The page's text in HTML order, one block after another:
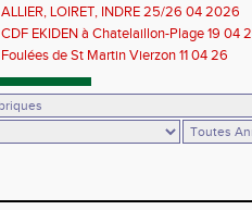
ALLIER, LOIRET, INDRE 25/26 04 2026
CDF EKIDEN à Chatelaillon-Plage 19 04
Foulées de St Martin Vierzon 11 04 26